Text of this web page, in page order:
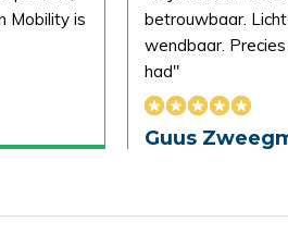
Mobility is
betrouwbaar.
wendbaar.
had"
Guus